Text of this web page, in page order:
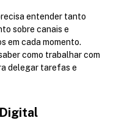
entender tanto
sobre canais e
em cada momento.
como trabalhar com
delegar tarefas e